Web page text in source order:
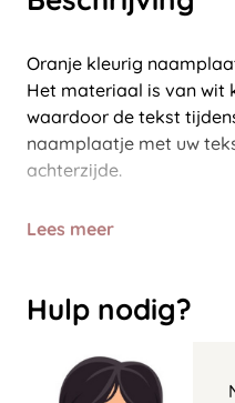
Oranje kleurig
Het materiaal is van wit
waardoor de tekst
naamplaatje met uw
achterzijde.
Lees meer
Hulp nodig?